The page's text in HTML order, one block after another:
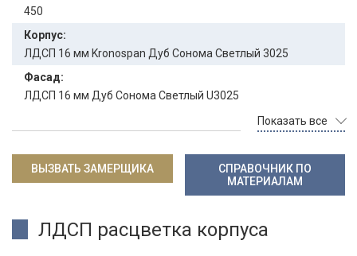
450
Корпус:
ЛДСП 16 мм Kronospan Дуб Сонома Светлый 3025
Фасад:
ЛДСП 16 мм Дуб Сонома Светлый U3025
Показать все
ВЫЗВАТЬ ЗАМЕРЩИКА
СПРАВОЧНИК ПО
МАТЕРИАЛАМ
ЛДСП расцветка корпуса